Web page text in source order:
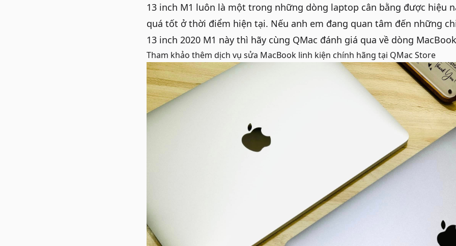
13 inch M1 luôn là một trong những dòng laptop cân bằng được hiệu
quá tốt ở thời điểm hiện tại. Nếu anh em đang quan tâm đến những
13 inch 2020 M1 này thì hãy cùng QMac đánh giá qua về dòng
Tham khảo thêm dịch vụ sửa MacBook linh kiện chính hãng tại QMac Store